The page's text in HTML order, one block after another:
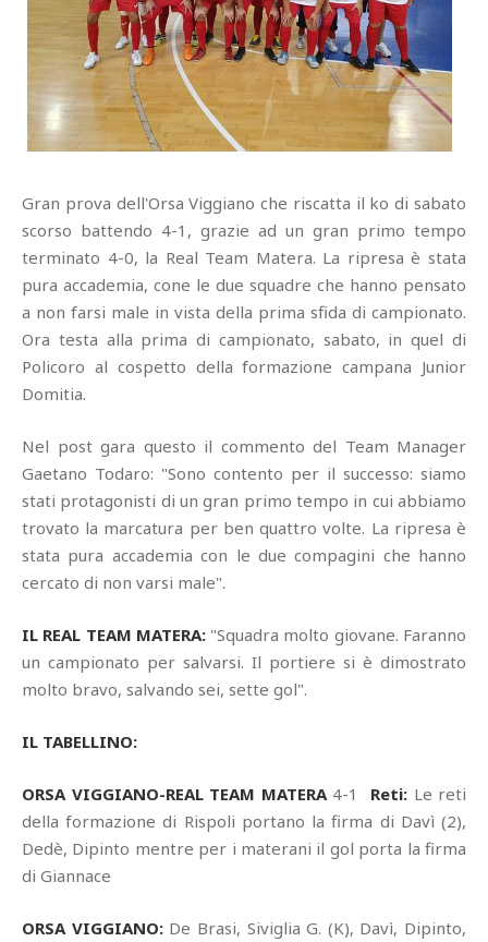
Gran prova dell'Orsa Viggiano che riscatta il ko di sabato
scorso battendo 4-1, grazie ad un gran primo tempo
terminato 4-0, la Real Team Matera. La ripresa è stata
pura accademia, cone le due squadre che hanno pensato
a non farsi male in vista della prima sfida di campionato.
Ora testa alla prima di campionato, sabato, in quel di
Policoro al cospetto della formazione campana Junior
Domitia.
Nel post gara questo il commento del Team Manager
Gaetano Todaro: "Sono contento per il successo: siamo
stati protagonisti di un gran primo tempo in cui abbiamo
trovato la marcatura per ben quattro volte. La ripresa è
stata pura accademia con le due compagini che hanno
cercato di non varsi male".
IL REAL TEAM MATERA:"Squadra molto giovane. Faranno
un campionato per salvarsi. Il portiere si è dimostrato
molto bravo, salvando sei, sette gol".
IL TABELLINO:
ORSA VIGGIANO-REAL TEAM MATERA4-1 Reti: Le reti
della formazione di Rispoli portano la firma di Davì (2),
Dedè, Dipinto mentre per i materani il gol porta la firma
di Giannace
ORSA VIGGIANO: De Brasi, Siviglia G. (K), Davì, Dipinto,